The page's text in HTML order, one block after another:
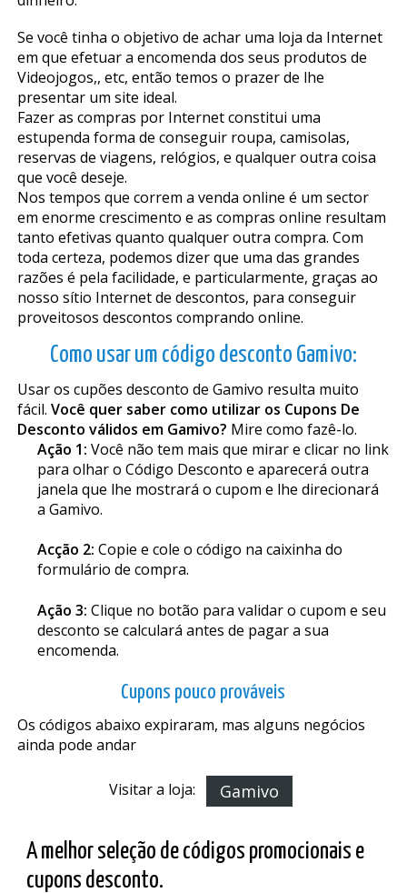
Se você tinha o objetivo de achar uma loja da Internet
em que efetuar a encomenda dos seus produtos de
Videojogos,, etc, então temos o prazer de lhe
presentar um site ideal.
Fazer as compras por Internet constitui uma
estupenda forma de conseguir roupa, camisolas,
reservas de viagens, relógios, e qualquer outra coisa
que você deseje.
Nos tempos que correm a venda online é um sector
em enorme crescimento e as compras online resultam
tanto efetivas quanto qualquer outra compra. Com
toda certeza, podemos dizer que uma das grandes
razões é pela facilidade, e particularmente, graças ao
nosso sítio Internet de descontos, para conseguir
proveitosos descontos comprando online.
Como usar um código desconto Gamivo:
Usar os cupões desconto de Gamivo resulta muito
fácil. Você quer saber como utilizar os Cupons De
Desconto válidos em Gamivo? Mire como fazê-lo.
Ação 1: Você não tem mais que mirar e clicar no link
para olhar o Código Desconto e aparecerá outra
janela que lhe mostrará o cupom e lhe direcionará
a Gamivo.
Acção 2: Copie e cole o código na caixinha do
formulário de compra.
Ação 3: Clique no botão para validar o cupom e seu
desconto se calculará antes de pagar a sua
encomenda.
Cupons pouco prováveis
Os códigos abaixo expiraram, mas alguns negócios
ainda pode andar
Visitar a loja: Gamivo
A melhor seleção de códigos promocionais e
cupons desconto.